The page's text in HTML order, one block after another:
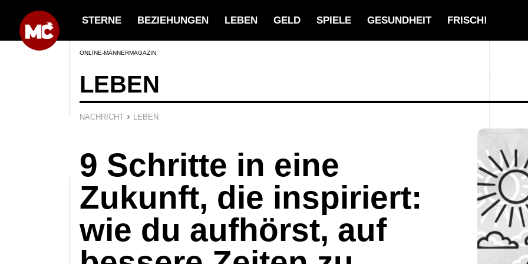
STERNE BEZIEHUNGEN LEBEN GELD SPIELE GESUNDHEIT FRISCH!
ONLINE-MÄNNERMAGAZIN
LEBEN
NACHRICHT › LEBEN
9 Schritte in eine
Zukunft, die inspiriert:
wie du aufhörst, auf